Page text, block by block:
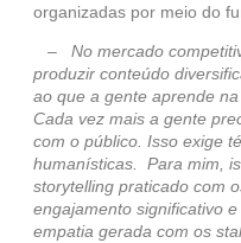
organizadas por meio do
– No mercado
produzir conteúdo
ao que a gente aprende
Cada vez mais a gente
com o público. Isso exige
humanísticas. Para mim,
storytelling praticado com
engajamento significativo
empatia gerada com os